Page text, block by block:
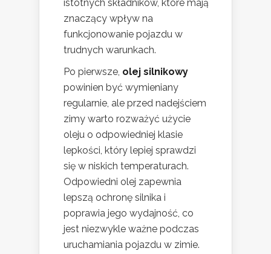
istotnych składników, które mają
znaczący wpływ na
funkcjonowanie pojazdu w
trudnych warunkach.
Po pierwsze, olej silnikowy
powinien być wymieniany
regularnie, ale przed nadejściem
zimy warto rozważyć użycie
oleju o odpowiedniej klasie
lepkości, który lepiej sprawdzi
się w niskich temperaturach.
Odpowiedni olej zapewnia
lepszą ochronę silnika i
poprawia jego wydajność, co
jest niezwykle ważne podczas
uruchamiania pojazdu w zimie.